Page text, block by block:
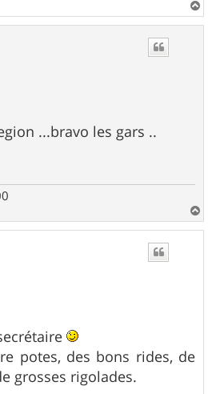
a
...bravo les gars ..
a
potes, des bons rides, de
grosses rigolades.